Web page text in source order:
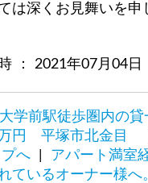
は深くお見舞いを申
： 2021年07月04日
学前駅徒歩圏内の貸
円 平塚市北金目
へ
アパート満室
ているオーナー様へ